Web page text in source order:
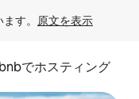
す。 原文を表示
でホスティング